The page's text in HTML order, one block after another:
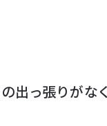
出っ張りがな